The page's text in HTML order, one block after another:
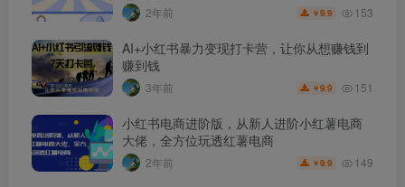
2年前 ￥9.9 153
AI+小红书暴力变现打卡营，让你从想赚钱到
赚到钱
3年前 ￥9.9 151
小红书电商进阶版，从新人进阶小红薯电商
大佬，全方位玩透红薯电商
2年前 ￥9.9 149